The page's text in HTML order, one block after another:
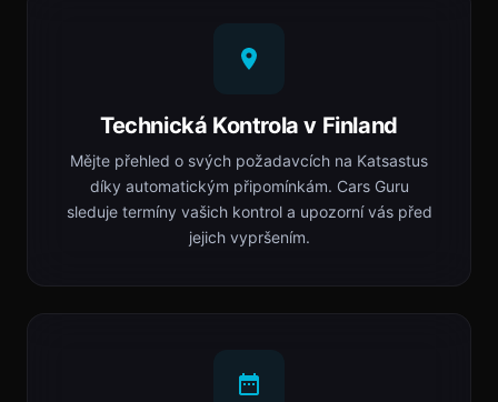
Technická Kontrola v Finland
Mějte přehled o svých požadavcích na Katsastus
díky automatickým připomínkám. Cars Guru
sleduje termíny vašich kontrol a upozorní vás před
jejich vypršením.